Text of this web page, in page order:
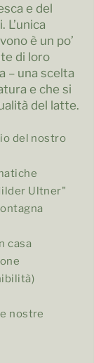
e del
è un po’
di loro
– una scelta
e che si
del latte.
del nostro
Ultner"
casa
nostre